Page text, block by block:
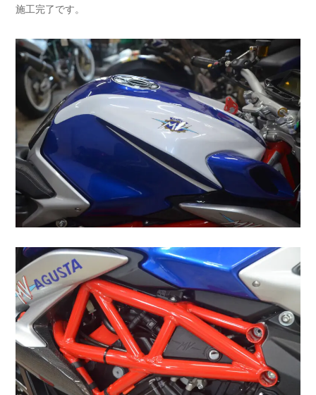
施工完了です。